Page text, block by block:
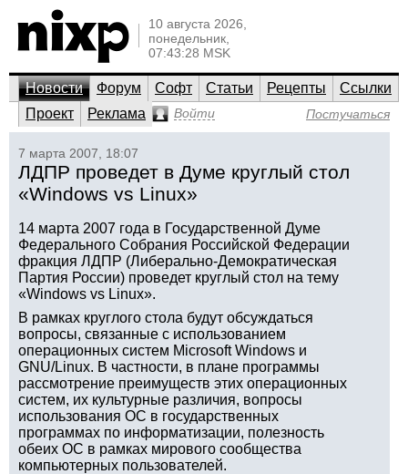
10 августа 2026,
понедельник,
07:43:28 MSK
Новости Форум Софт Статьи Рецепты
Ссылки
Проект
Реклама Войти Постучаться
7 марта 2007, 18:07
ЛДПР проведет в Думе круглый стол
«Windows vs Linux»
14 марта 2007 года в Государственной Думе
Федерального Собрания Российской Федерации
фракция ЛДПР (Либерально-Демократическая
Партия России) проведет круглый стол на тему
«Windows vs Linux».
В рамках круглого стола будут обсуждаться
вопросы, связанные с использованием
операционных систем Microsoft Windows и
GNU/Linux. В частности, в плане программы
рассмотрение преимуществ этих операционных
систем, их культурные различия, вопросы
использования ОС в государственных
программах по информатизации, полезность
обеих ОС в рамках мирового сообщества
компьютерных пользователей.